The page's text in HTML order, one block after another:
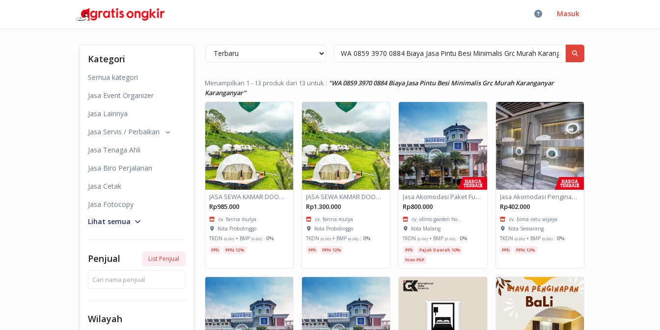
Masuk
Kategori
Semua kategori
Jasa Event Organizer
Jasa Lainnya
Jasa Servis / Perbaikan
Jasa Tenaga Ahli
Jasa Biro Perjalanan
Jasa Cetak
Jasa Fotocopy
Lihat semua
Penjual List Penjual
Cari nama penjual
Wilayah
Menampilkan 1 - 13 produk dari 13 untuk : "WA 0859 3970 0884 Biaya Jasa Pintu Besi Minimalis Grc Murah Karanganyar
Karanganyar"
JASA SEWA KAMAR DOOM / GLAMPING kapasitas 2 orang
Rp985.000
cv. farina mulya
Kota Probolinggo
TKDN (0.00)+ BMP (0.00): 0%
PPh PPN 12%
JASA SEWA KAMAR DOOM / GLAMPING kapasitas 6 orang
Rp1.300.000
cv. farina mulya
Kota Probolinggo
TKDN (0.00)+ BMP (0.00): 0%
PPh PPN 12%
Jasa Akomodasi Paket Fullboard Twin Hotel Kota Malang
Rp800.000
cv. ollino garden ho...
Kota Malang
TKDN(0.00) + BMP(0.00) :0%
PPh
Pajak Daerah 10%
Non-PKP
Jasa Akomodasi Penginapan
Rp402.000
cv. bima ratu wijaya
Kota Semarang
TKDN (0.00)+ BMP (0.00): 0%
PPh PPN 12%